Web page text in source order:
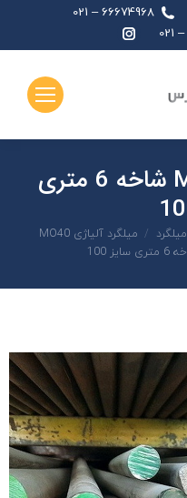
66674968 – 021
page
میلگرد آلیاژی MO40 شاخه 6 متری
میلگرد
میلگرد آلیاژی MO40